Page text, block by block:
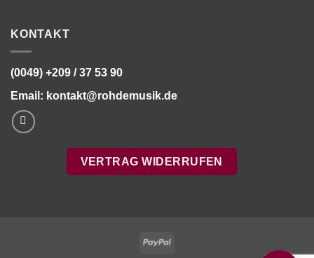
KONTAKT
(0049) +209 / 37 53 90
Email: kontakt@rohdemusik.de
VERTRAG WIDERRUFEN
PayPal